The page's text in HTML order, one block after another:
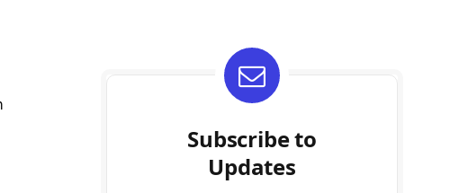
Subscribe to
Updates